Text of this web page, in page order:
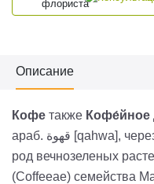
Описание
Кофе также Кофе́йное
араб. قهوة [qahwa],
род вечнозеленых
(Coffeeae) семейства